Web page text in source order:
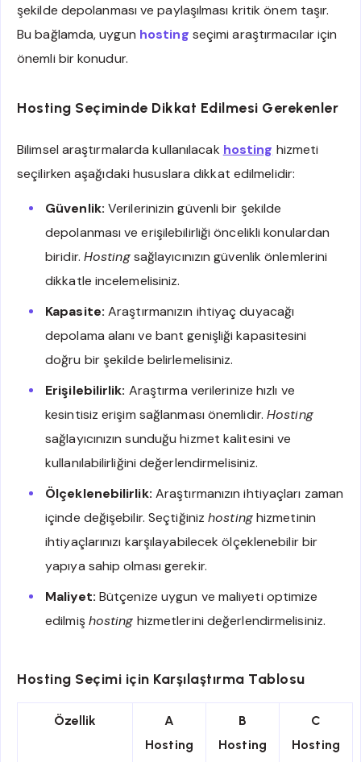
şekilde depolanması ve paylaşılması kritik önem taşır.
Bu bağlamda, uygun hosting seçimi araştırmacılar için
önemli bir konudur.
Hosting Seçiminde Dikkat Edilmesi Gerekenler
Bilimsel araştırmalarda kullanılacak hosting hizmeti
seçilirken aşağıdaki hususlara dikkat edilmelidir:
Güvenlik: Verilerinizin güvenli bir şekilde
depolanması ve erişilebilirliği öncelikli konulardan
biridir. Hostingsağlayıcınızın güvenlik önlemlerini
dikkatle incelemelisiniz.
Kapasite: Araştırmanızın ihtiyaç duyacağı
depolama alanı ve bant genişliği kapasitesini
doğru bir şekilde belirlemelisiniz.
Erişilebilirlik: Araştırma verilerinize hızlı ve
kesintisiz erişim sağlanması önemlidir. Hosting
sağlayıcınızın sunduğu hizmet kalitesini ve
kullanılabilirliğini değerlendirmelisiniz.
Ölçeklenebilirlik: Araştırmanızın ihtiyaçları zaman
içinde değişebilir. Seçtiğinizhostinghizmetinin
ihtiyaçlarınızı karşılayabilecek ölçeklenebilir bir
yapıya sahip olması gerekir.
Maliyet: Bütçenize uygun ve maliyeti optimize
edilmişhosting hizmetlerini değerlendirmelisiniz.
Hosting Seçimi için Karşılaştırma Tablosu
Özellik
A
Hosting
B
Hosting
C
Hosting